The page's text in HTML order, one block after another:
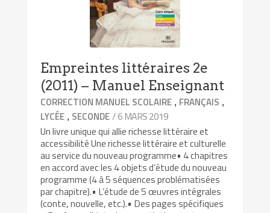
Empreintes littéraires 2e
(2011) – Manuel Enseignant
CORRECTION MANUEL SCOLAIRE , FRANÇAIS ,
LYCÉE , SECONDE/ 6 MARS 2019
Un livre unique qui allie richesse littéraire et
accessibilité Une richesse littéraire et culturelle
au service du nouveau programme• 4 chapitres
en accord avec les 4 objets d’étude du nouveau
programme (4 à 5 séquences problématisées
par chapitre).• L’étude de 5 œuvres intégrales
(conte, nouvelle, etc.).• Des pages spécifiques